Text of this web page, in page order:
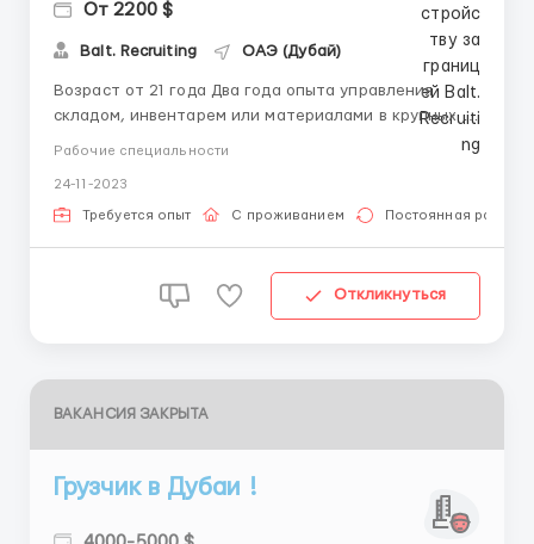
От 2200 $
Balt. Recruiting ОАЭ (Дубай)
Возраст от 21 года Два года опыта управления
складом, инвентарем или материалами в крупных 4-
5 * отелях, курортах, больницах или смежных
здравоохранения (USPH), относящихся к расходным
и заменяемым продуктам в отеле Знание правил
Рабочие специальности
24-11-2023
Требуется опыт С проживанием Постоянная работа
Откликнуться
ВАКАНСИЯ ЗАКРЫТА
Грузчик в Дубаи !